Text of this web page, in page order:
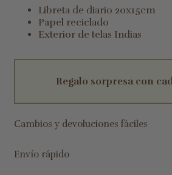
Libreta de diario 20x15cm
Papel reciclado
Exterior de telas Indias
Regalo sorpresa con
Cambios y devoluciones fáciles
Envío rápido